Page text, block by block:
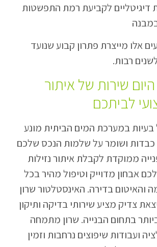
דיגיטליים לקביעת רמת התפשטות
אלו מייצרת פתרון קבוע שנועד
רבות.
שירות של איתור
לביתכם
בעיות במערכת המים הביתית מונע
כבדות ושומר על שלמות הנכס שלכם
ממוקדת לקבלת איתור נזילות
אבחון מדוייק וטיפול מהיר בכל
והאיטום בדירה. האינסטלטור שרון
צדיק מציע שירותי בדיקה ותיקון
בתחום הבנייה. שרון מתמחה
ועבודות שיפוצים נרחבות וזמין